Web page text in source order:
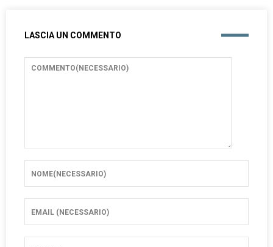
LASCIA UN COMMENTO